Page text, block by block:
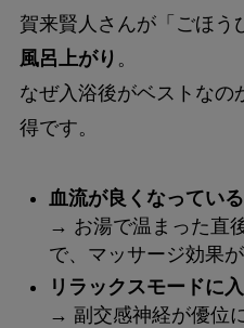
賀来賢人さんが「ごほう
風呂上がり 。
なぜ入浴後がベストなの
得です。
血流が良くなっている
→ お湯で温まった直
で、マッサージ効果
リラックスモードに
→ 副交感神経が優位